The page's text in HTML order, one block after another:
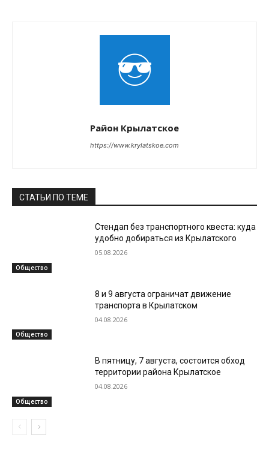
Район Крылатское
https://www.krylatskoe.com
СТАТЬИ ПО ТЕМЕ
Общество
Стендап без транспортного квеста: куда
удобно добираться из Крылатского
05.08.2026
Общество
8 и 9 августа ограничат движение
транспорта в Крылатском
04.08.2026
Общество
В пятницу, 7 августа, состоится обход
территории района Крылатское
04.08.2026